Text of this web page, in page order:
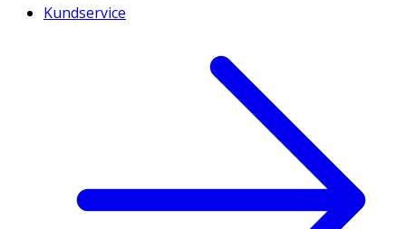
Kundservice